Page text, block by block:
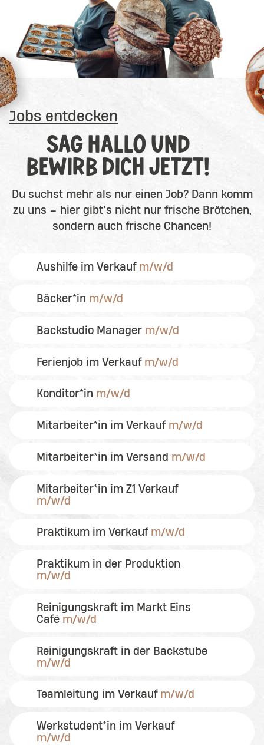
Jobs entdecken
SAG HALLO UND
BEWIRB DICH JETZT!
Du suchst mehr als nur einen Job? Dann komm
zu uns – hier gibt’s nicht nur frische Brötchen,
sondern auch frische Chancen!
Aushilfe im Verkauf m/w/d
Bäcker*in m/w/d
Backstudio Manager m/w/d
Ferienjob im Verkauf m/w/d
Konditor*in m/w/d
Mitarbeiter*in im Verkauf m/w/d
Mitarbeiter*in im Versand m/w/d
Mitarbeiter*in im Z1 Verkauf
m/w/d
Praktikum im Verkauf m/w/d
Praktikum in der Produktion
m/w/d
Reinigungskraft im Markt Eins
Café m/w/d
Reinigungskraft in der Backstube
m/w/d
Teamleitung im Verkauf m/w/d
Werkstudent*in im Verkauf
m/w/d